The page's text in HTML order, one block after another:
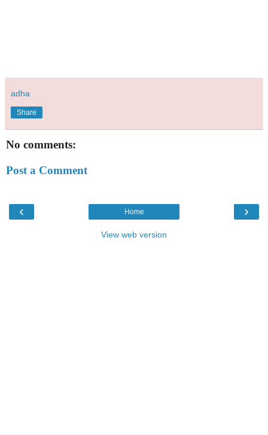
adha
Share
No comments:
Post a Comment
‹ ›
Home
View web version